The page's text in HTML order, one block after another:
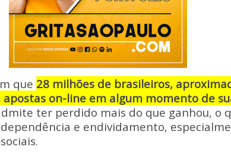
que 28 milhões de brasileiros,
on-line em algum momento de
ter perdido mais do que ganhou, o
e endividamento,